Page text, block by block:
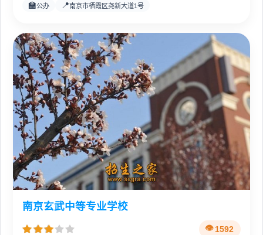
🏫公办 📍南京市栖霞区尧新大道1号
南京玄武中等专业学校
1592